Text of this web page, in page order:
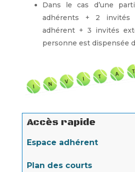
Dans le cas d’une
adhérents + 2 invités
adhérent + 3 invités
personne est dispensée
Accès rapide
Espace adhérent
Plan des courts